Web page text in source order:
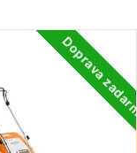
Doprava zadarmo